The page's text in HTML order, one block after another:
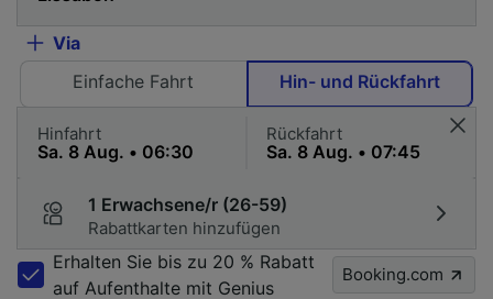
Via
Einfache Fahrt
Hin- und Rückfahrt
Hinfahrt Rückfahrt
1 Erwachsene/r (26-59)
Rabattkarten hinzufügen
Erhalten Sie bis zu 20 % Rabatt
auf Aufenthalte mit Genius
Booking.com